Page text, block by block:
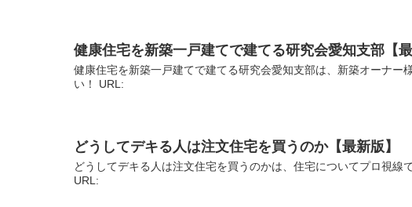
健康住宅を新築一戸建てで建てる研究会愛知支部【最
健康住宅を新築一戸建てで建てる研究会愛知支部は、新築オーナー
い！ URL:
どうしてデキる人は注文住宅を買うのか【最新版】
どうしてデキる人は注文住宅を買うのかは、住宅についてプロ視線
URL: